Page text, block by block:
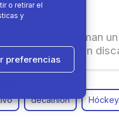
o retirar el
y
preferencias
España firman
de personas con
decathlon Hóckey